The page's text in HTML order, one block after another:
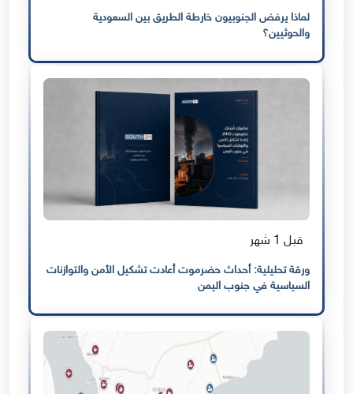
لماذا يرفض الجنوبيون خارطة الطريق بين السعودية
والحوثيين؟
قبل 1 شهر
ورقة تحليلية: أحداث حضرموت أعادت تشكيل الأمن والتوازنات
السياسية في جنوب اليمن